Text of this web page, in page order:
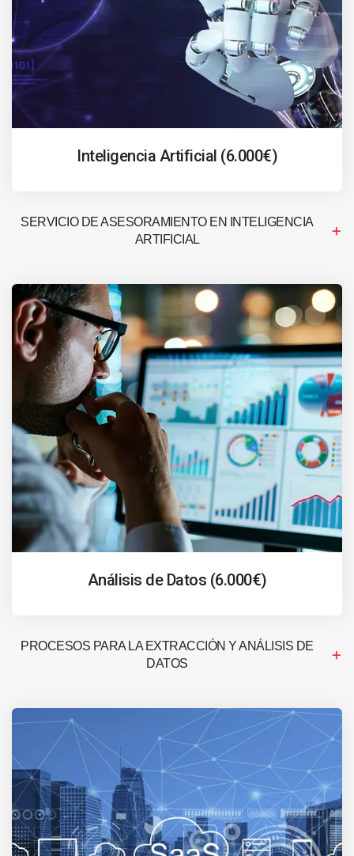
Inteligencia Artificial (6.000€)
SERVICIO DE ASESORAMIENTO EN INTELIGENCIA
ARTIFICIAL
Análisis de Datos (6.000€)
PROCESOS PARA LA EXTRACCIÓN Y ANÁLISIS DE
DATOS